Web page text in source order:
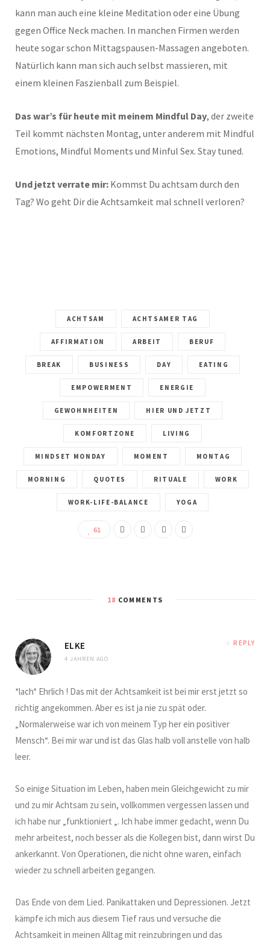
kann man auch eine kleine Meditation oder eine Übung
gegen Office Neck machen. In manchen Firmen werden
heute sogar schon Mittagspausen-Massagen angeboten.
Natürlich kann man sich auch selbst massieren, mit
einem kleinen Faszienball zum Beispiel.
Das war’s für heute mit meinem Mindful Day, der zweite
Teil kommt nächsten Montag, unter anderem mit Mindful
Emotions, Mindful Moments und Minful Sex. Stay tuned.
Und jetzt verrate mir: Kommst Du achtsam durch den
Tag? Wo geht Dir die Achtsamkeit mal schnell verloren?
ACHTSAM ACHTSAMER TAG
AFFIRMATION ARBEIT BERUF
BREAK BUSINESS DAY EATING
EMPOWERMENT ENERGIE
GEWOHNHEITEN HIER UND JETZT
KOMFORTZONE LIVING
MINDSET MONDAY MOMENT MONTAG
MORNING QUOTES RITUALE WORK
WORK-LIFE-BALANCE YOGA
61
18 COMMENTS
ELKE
4 JAHREN AGO
REPLY
*lach* Ehrlich ! Das mit der Achtsamkeit ist bei mir erst jetzt so
richtig angekommen. Aber es ist ja nie zu spät oder.
„Normalerweise war ich von meinem Typ her ein positiver
Mensch“. Bei mir war und ist das Glas halb voll anstelle von halb
leer.
So einige Situation im Leben, haben mein Gleichgewicht zu mir
und zu mir Achtsam zu sein, vollkommen vergessen lassen und
ich habe nur „funktioniert „. Ich habe immer gedacht, wenn Du
mehr arbeitest, noch besser als die Kollegen bist, dann wirst Du
ankerkannt. Von Operationen, die nicht ohne waren, einfach
wieder zu schnell arbeiten gegangen.
Das Ende von dem Lied. Panikattaken und Depressionen. Jetzt
kämpfe ich mich aus diesem Tief raus und versuche die
Achtsamkeit in meinen Alltag mit reinzubringen und das